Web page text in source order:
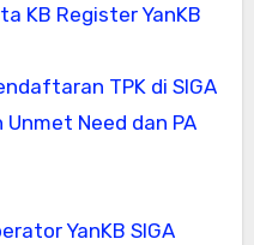
KB Register YanKB
TPK di SIGA
Need dan PA
YanKB SIGA